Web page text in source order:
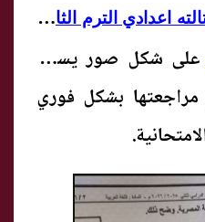
اعدادي الترم الثاني
شكل صور يسهل
مراجعتها بشكل فوري